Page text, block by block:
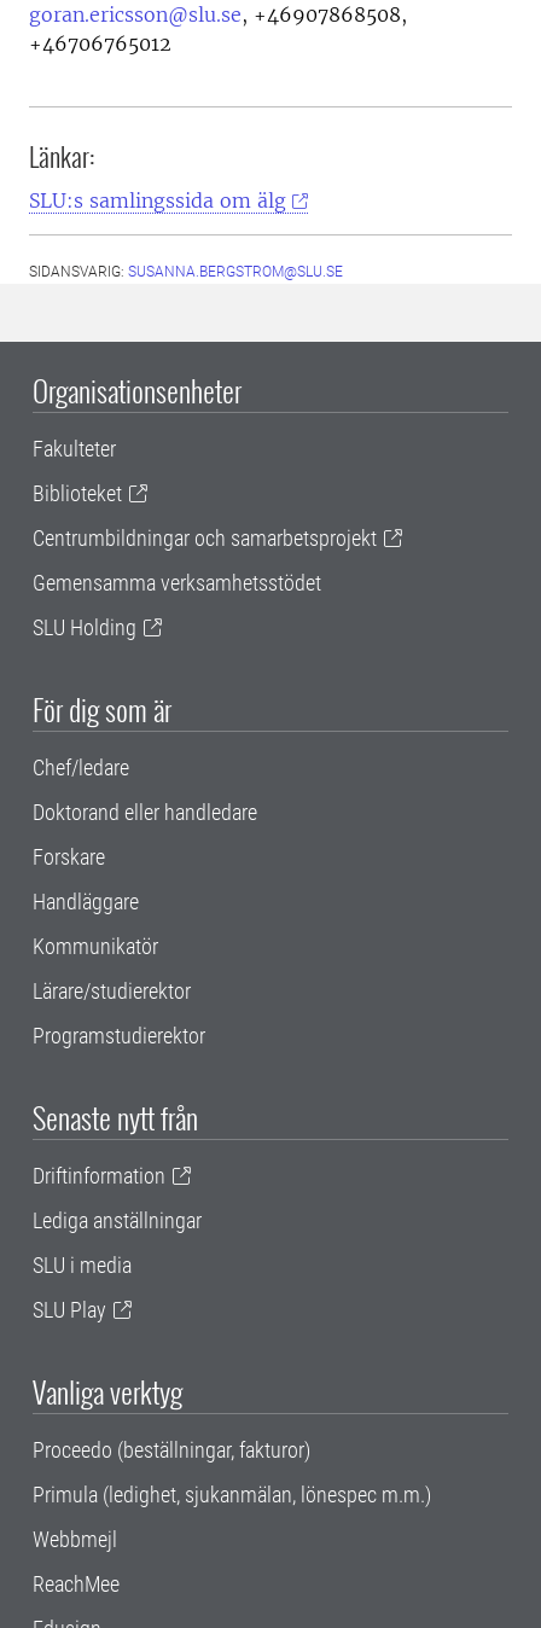
goran.ericsson@slu.se, +46907868508,
+46706765012
Länkar:
SLU:s samlingssida om älg
SIDANSVARIG: SUSANNA.BERGSTROM@SLU.SE
Organisationsenheter
Fakulteter
Biblioteket
Centrumbildningar och samarbetsprojekt
Gemensamma verksamhetsstödet
SLU Holding
För dig som är
Chef/ledare
Doktorand eller handledare
Forskare
Handläggare
Kommunikatör
Lärare/studierektor
Programstudierektor
Senaste nytt från
Driftinformation
Lediga anställningar
SLU i media
SLU Play
Vanliga verktyg
Proceedo (beställningar, fakturor)
Primula (ledighet, sjukanmälan, lönespec m.m.)
Webbmejl
ReachMee